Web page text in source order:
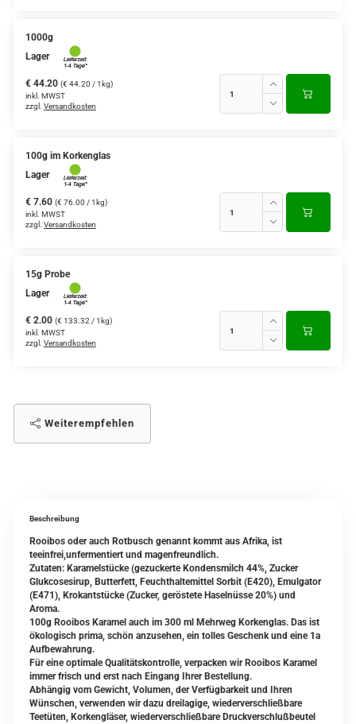
1000g
Lager
€ 44.20 (€ 44.20 / 1kg)
inkl. MWST
zzgl. Versandkosten
100g im Korkenglas
Lager
€ 7.60 (€ 76.00 / 1kg)
inkl. MWST
zzgl. Versandkosten
15g Probe
Lager
€ 2.00 (€ 133.32 / 1kg)
inkl. MWST
zzgl. Versandkosten
Weiterempfehlen
Beschreibung
Rooibos oder auch Rotbusch genannt kommt aus Afrika, ist
teeinfrei,unfermentiert und magenfreundlich.
Zutaten: Karamelstücke (gezuckerte Kondensmilch 44%, Zucker
Glukcosesirup, Butterfett, Feuchthaltemittel Sorbit (E420), Emulgator
(E471), Krokantstücke (Zucker, geröstete Haselnüsse 20%) und
Aroma.
100g Rooibos Karamel auch im 300 ml Mehrweg Korkenglas. Das ist
ökologisch prima, schön anzusehen, ein tolles Geschenk und eine 1a
Aufbewahrung.
Für eine optimale Qualitätskontrolle, verpacken wir Rooibos Karamel
immer frisch und erst nach Eingang Ihrer Bestellung.
Abhängig vom Gewicht, Volumen, der Verfügbarkeit und Ihren
Wünschen, verwenden wir dazu dreilagige, wiederverschließbare
Teetüten, Korkengläser, wiederverschließbare Druckverschlußbeutel